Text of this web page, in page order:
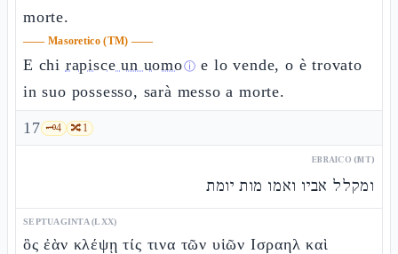
morte.
—— Masoretico (TM) ——
E chi rapisce un uomoⓘ e lo vende, o è trovato
in suo possesso, sarà messo a morte.
17 🗝️4 🔀1
EBRAICO (MT)
ומקלל אביו ואמו מות יומת
SEPTUAGINTA (LXX)
ὃς ἐὰν κλέψῃ τίς τινα τῶν υἱῶν Ισραηλ καὶ